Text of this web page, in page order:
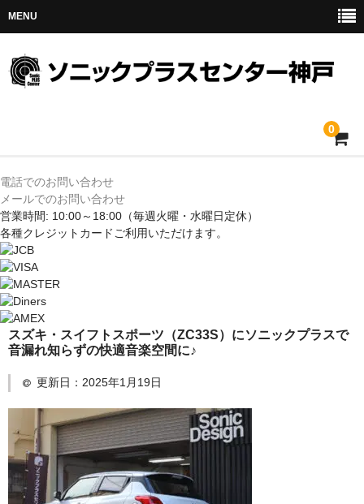
MENU
0
ホーム
メルセデス
BMW
MINI
アウディ
トヨタ
日産
アクセス
お問い合わせ
電話でのお問い合わせ
メールでのお問い合わせ
営業時間: 10:00～18:00 （毎週火曜・水曜日定休）
各種クレジットカードご利用いただけます。
スズキ・スイフトスポーツ（ZC33S）にソニックプラスで
音漏れ知らずの快適音楽空間に♪
更新日： 2025年1月19日